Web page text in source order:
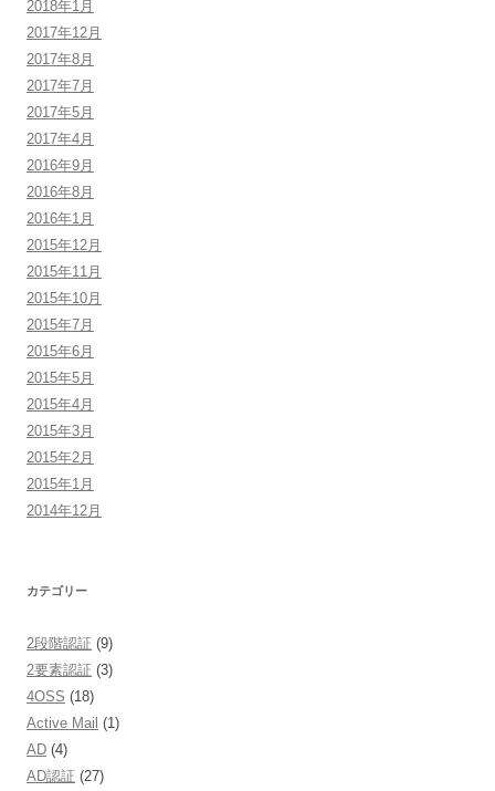
2018年1月
2017年12月
2017年8月
2017年7月
2017年5月
2017年4月
2016年9月
2016年8月
2016年1月
2015年12月
2015年11月
2015年10月
2015年7月
2015年6月
2015年5月
2015年4月
2015年3月
2015年2月
2015年1月
2014年12月
カテゴリー
2段階認証 (9)
2要素認証 (3)
4OSS (18)
Active Mail (1)
AD (4)
AD認証 (27)